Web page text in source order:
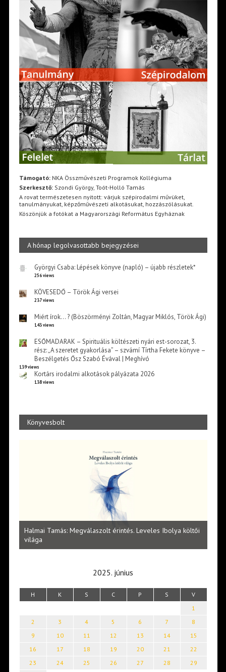
Támogató:NKA Összművészeti Programok Kollégiuma
Szerkesztő:Szondi György, Toót-Holló Tamás
A rovat természetesen nyitott: várjuk szépirodalmi művüket,
tanulmányukat, képzőművészeti alkotásukat, hozzászólásukat.
Köszönjük a fotókat a Magyarországi Református Egyháznak
A hónap legolvasottabb bejegyzései
Györgyi Csaba: Lépések könyve (napló) – újabb részletek*
256 views
KÖVESEDŐ – Török Ági versei
237 views
Miért írok… ? (Böszörményi Zoltán, Magyar Miklós, Török Ági)
143 views
ESŐMADARAK – Spirituális költészeti nyári est-sorozat, 3.
rész: „A szeretet gyakorlása” – szvámí Tírtha Fekete könyve –
Beszélgetés Ősz Szabó Évával | Meghívó
139 views
Kortárs irodalmi alkotások pályázata 2026
138 views
Könyvesbolt
Halmai Tamás: Megválaszolt érintés. Leveles Ibolya költői
világa
2025. június
H K S C P S V
1
2
3 4 5 6 7
8
9
10 11 12 13 14
15
16
17 18 19 20 21
22
23
24 25 26 27 28
29